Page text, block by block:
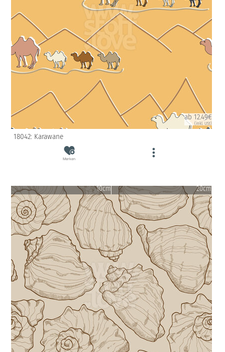
ab 12.49€
(inkl. USt)
18042: Karawane
Merken
10cm 20cm